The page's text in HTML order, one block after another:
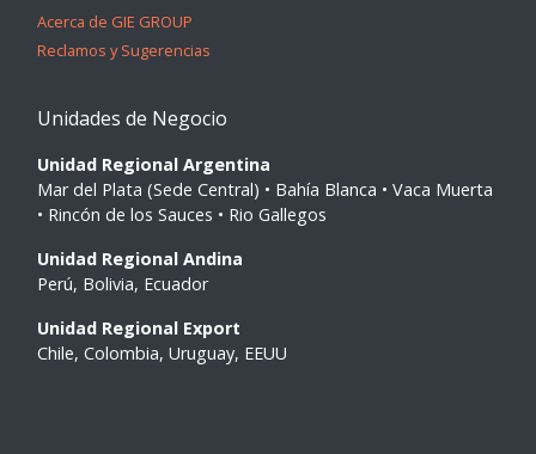
Acerca de GIE GROUP
Reclamos y Sugerencias
Unidades de Negocio
Unidad Regional Argentina
Mar del Plata (Sede Central) • Bahía Blanca • Vaca Muerta
• Rincón de los Sauces • Rio Gallegos
Unidad Regional Andina
Perú, Bolivia, Ecuador
Unidad Regional Export
Chile, Colombia, Uruguay, EEUU